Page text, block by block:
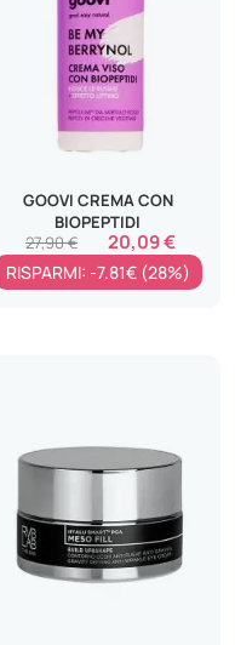
GOOVI CREMA CON
BIOPEPTIDI
20,09 €
27,90 €
RISPARMI: -7.81€ (28%)